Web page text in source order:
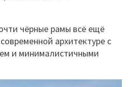
чёрные рамы всё ещё
архитектуре с
и минималистичными